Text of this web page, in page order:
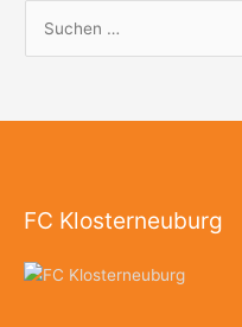
n
FC Klosterneuburg